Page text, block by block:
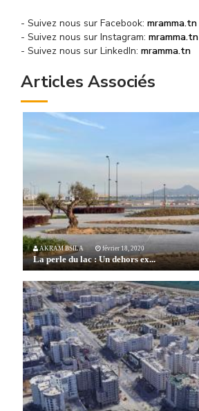
- Suivez nous sur Facebook: mramma.tn
- Suivez nous sur Instagram: mramma.tn
- Suivez nous sur LinkedIn: mramma.tn
Articles Associés
AKRAM BSILA février 18, 2020
La perle du lac : Un dehors ex...